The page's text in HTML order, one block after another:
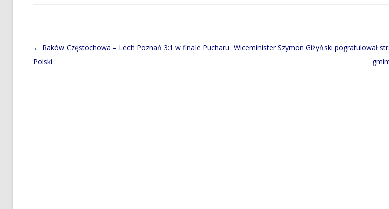
Post
navigation
← Raków Częstochowa – Lech Poznań 3:1 w finale Pucharu
Polski
Wiceminister Szymon Giżyński pogratulował